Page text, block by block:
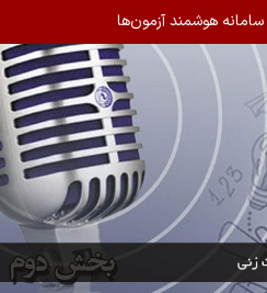
سامانه هوشمند آزمون‌ها